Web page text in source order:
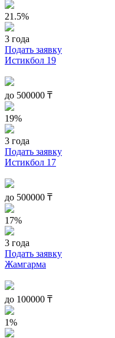
21.5%
3 года
Подать заявку
Истикбол 19
до 500000 ₸
19%
3 года
Подать заявку
Истикбол 17
до 500000 ₸
17%
3 года
Подать заявку
Жамгарма
до 100000 ₸
1%